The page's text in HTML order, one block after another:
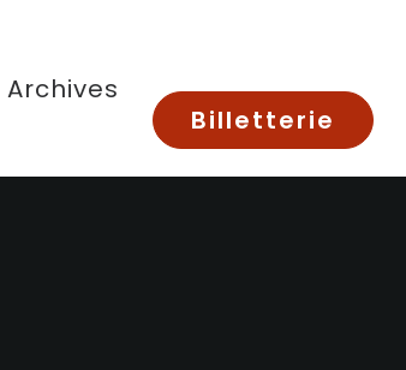
Archives
Billetterie